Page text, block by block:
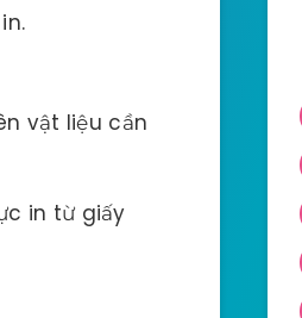
vật liệu cần
in từ giấy